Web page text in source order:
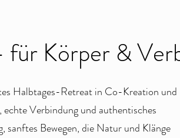
Körper &
Halbtages-Retreat in Co-Kreation und
Verbindung und authentisches
Bewegen, die Natur und Klänge